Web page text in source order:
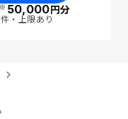
50,000円分
・上限あり